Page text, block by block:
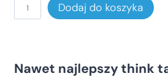
o
l
ć
Dodaj do koszyka
Nawet najlepszy think